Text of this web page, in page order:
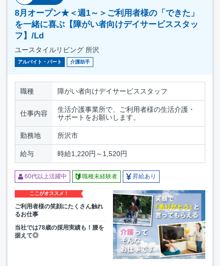
8月オープン★＜週1～＞ご利用者様の「できた」
を一緒に喜ぶ【障がい者向けデイサービススタッ
フ】/Ld
ユースタイルリビング 所沢
アルバイト・パート 介護助手
職種 障がい者向けデイサービススタッフ
仕事内容
生活介護事業所で、ご利用者様の生活介護・
サポートをお願いします。
勤務地 所沢市
給与 時給1,220円～1,520円
60代以上活躍中 職種未経験者 昇給あり
ここがオススメ！
ご利用者様の笑顔にたくさん触れ
るお仕事
当社では78歳の採用実績も！腰を
据えて◎